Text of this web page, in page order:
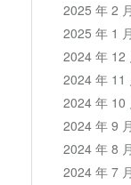
2025 年 2 月
2025 年 1 月
2024 年 12
2024 年 11
2024 年 10
2024 年 9 月
2024 年 8 月
2024 年 7 月